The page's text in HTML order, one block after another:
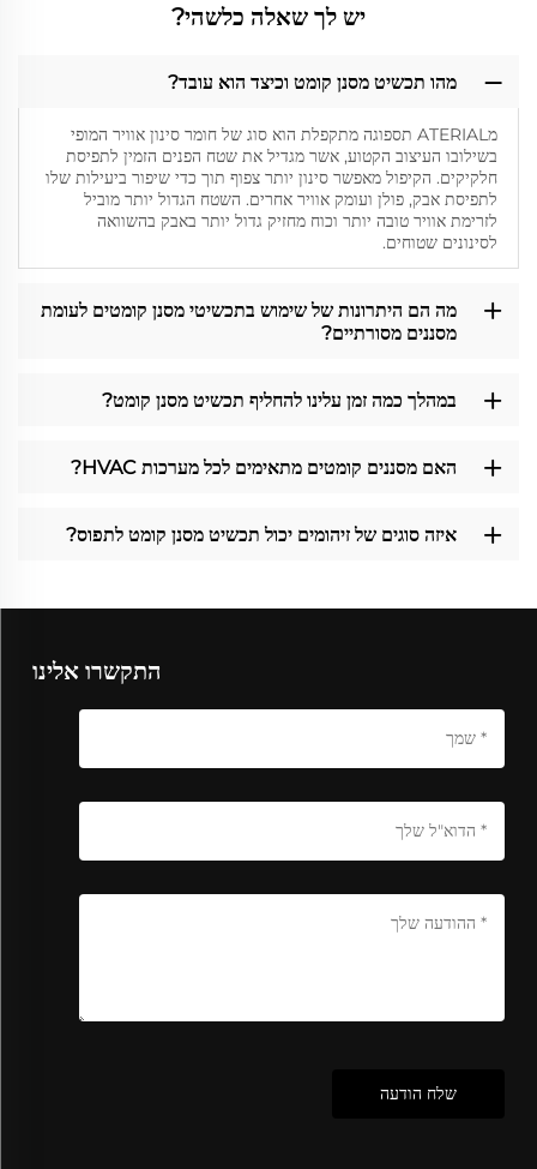
יש לך שאלה כלשהי?
מהו תכשיט מסנן קומט וכיצד הוא עובד?
מATERIAL תספוגה מתקפלת הוא סוג של חומר סינון אוויר המופי
בשילובו העיצוב הקטוע, אשר מגדיל את שטח הפנים הזמין לתפיסת
חלקיקים. הקיפול מאפשר סינון יותר צפוף תוך כדי שיפור ביעילות שלו
לתפיסת אבק, פולן ועומק אוויר אחרים. השטח הגדול יותר מוביל
לזרימת אוויר טובה יותר וכוח מחזיק גדול יותר באבק בהשוואה
לסינונים שטוחים.
מה הם היתרונות של שימוש בתכשיטי מסנן קומטים לעומת
מסננים מסורתיים?
במהלך כמה זמן עלינו להחליף תכשיט מסנן קומט?
האם מסננים קומטים מתאימים לכל מערכות HVAC?
איזה סוגים של זיהומים יכול תכשיט מסנן קומט לתפוס?
התקשרו אלינו
שלח הודעה